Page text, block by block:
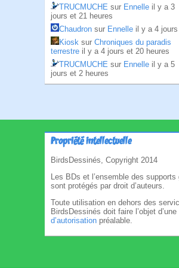
TRUCMUCHE sur Ennelle il y a 3
jours et 21 heures
Chaudron sur Ennelle il y a 4 jours
Kiosk sur Chroniques du paradis
terrestre il y a 4 jours et 20 heures
TRUCMUCHE sur Ennelle il y a 5
jours et 2 heures
Propriété intellectuelle
BirdsDessinés, Copyright 2014
Les BDs et l’ensemble des supports
sont protégés par droit d’auteurs.
Toute utilisation en dehors des
BirdsDessinés doit faire l’objet d’une
d’autorisation préalable.